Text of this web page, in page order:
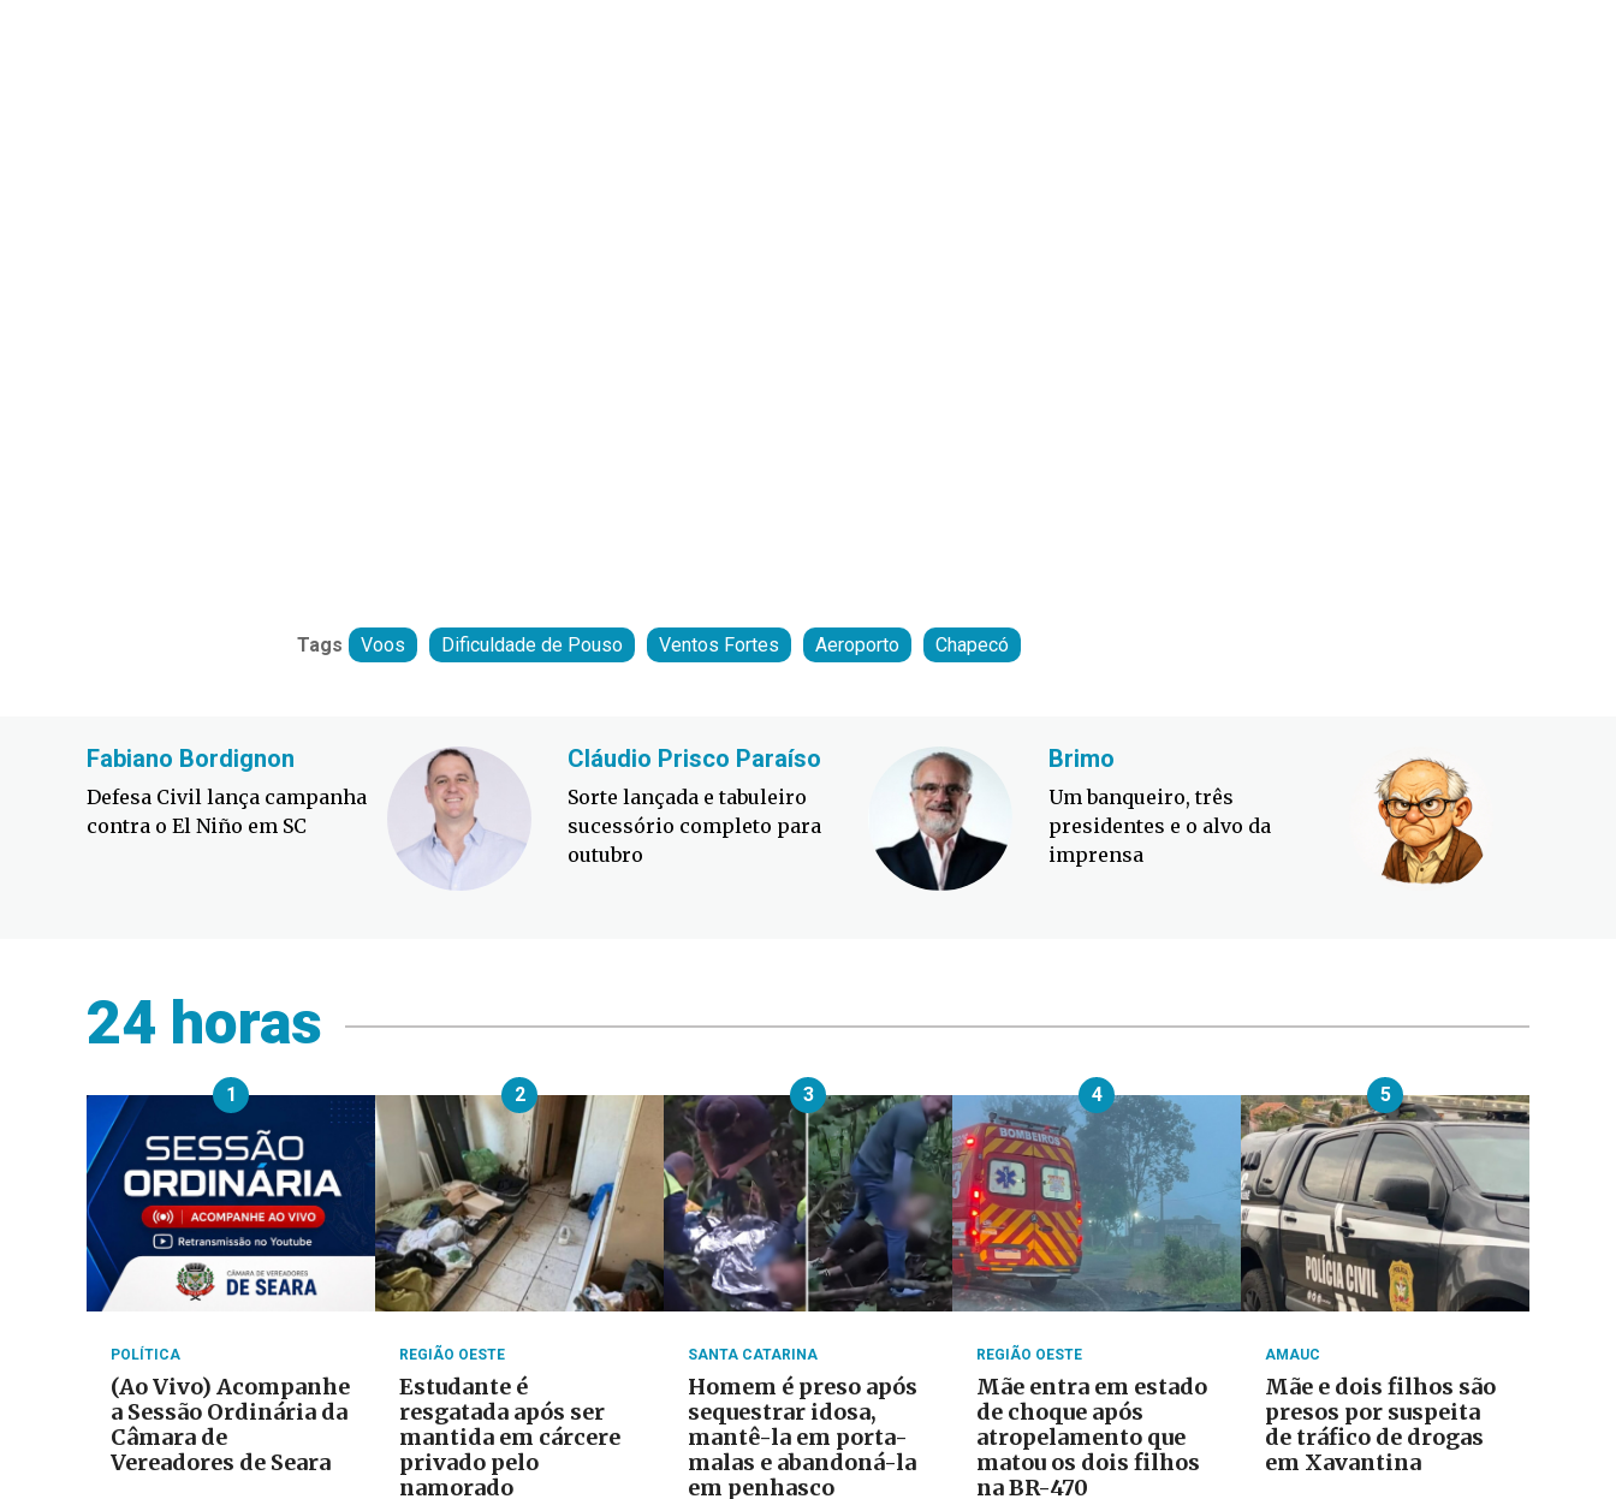
Tags Voos Dificuldade de Pouso Ventos Fortes Aeroporto Chapecó
Fabiano Bordignon
Defesa Civil lança campanha
contra o El Niño em SC
Cláudio Prisco Paraíso
Sorte lançada e tabuleiro
sucessório completo para
outubro
Brimo
Um banqueiro, três
presidentes e o alvo da
imprensa
24 horas
1
POLÍTICA
(Ao Vivo) Acompanhe
a Sessão Ordinária da
Câmara de
Vereadores de Seara
2
REGIÃO OESTE
Estudante é
resgatada após ser
mantida em cárcere
privado pelo
namorado
3
SANTA CATARINA
Homem é preso após
sequestrar idosa,
mantê-la em porta-
malas e abandoná-la
em penhasco
4
REGIÃO OESTE
Mãe entra em estado
de choque após
atropelamento que
matou os dois filhos
na BR-470
5
AMAUC
Mãe e dois filhos são
presos por suspeita
de tráfico de drogas
em Xavantina